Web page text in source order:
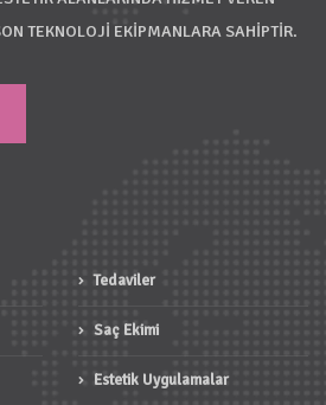
TEKNOLOJİ EKİPMANLARA SAHİPTİR.
Tedaviler
Saç Ekimi
Estetik Uygulamalar